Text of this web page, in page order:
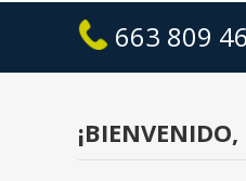
663 809